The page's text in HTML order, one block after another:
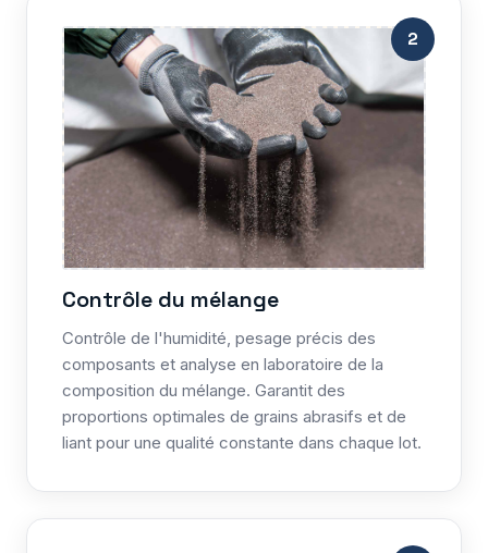
2
Contrôle du mélange
Contrôle de l'humidité, pesage précis des
composants et analyse en laboratoire de la
composition du mélange. Garantit des
proportions optimales de grains abrasifs et de
liant pour une qualité constante dans chaque lot.